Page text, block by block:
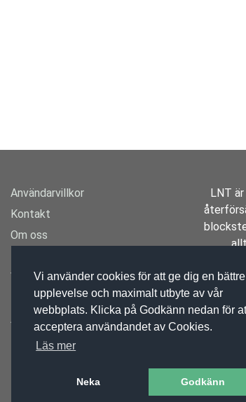
Vi använder cookies för att ge dig en bättre
upplevelse och maximalt utbyte av vår
webbplats. Klicka på Godkänn nedan för
acceptera användandet av Cookies.
Läs mer
Neka Godkänn
Användarvillkor
Kontakt
Om oss
Varumärken
Mässan
Aktuellt
LNT